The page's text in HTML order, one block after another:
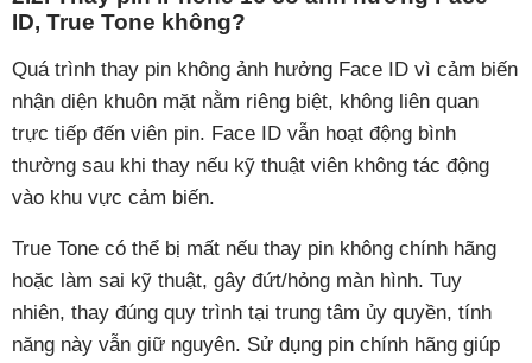
ID, True Tone không?
Quá trình thay pin không ảnh hưởng Face ID vì cảm biến
nhận diện khuôn mặt nằm riêng biệt, không liên quan
trực tiếp đến viên pin. Face ID vẫn hoạt động bình
thường sau khi thay nếu kỹ thuật viên không tác động
vào khu vực cảm biến.
True Tone có thể bị mất nếu thay pin không chính hãng
hoặc làm sai kỹ thuật, gây đứt/hỏng màn hình. Tuy
nhiên, thay đúng quy trình tại trung tâm ủy quyền, tính
năng này vẫn giữ nguyên. Sử dụng pin chính hãng giúp